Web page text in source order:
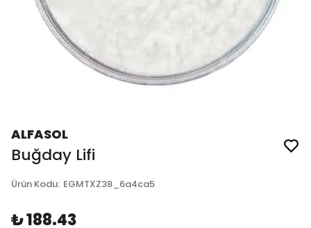
ALFASOL
Buğday Lifi
Ürün Kodu: EGMTXZ38_6a4ca5
₺ 188.43